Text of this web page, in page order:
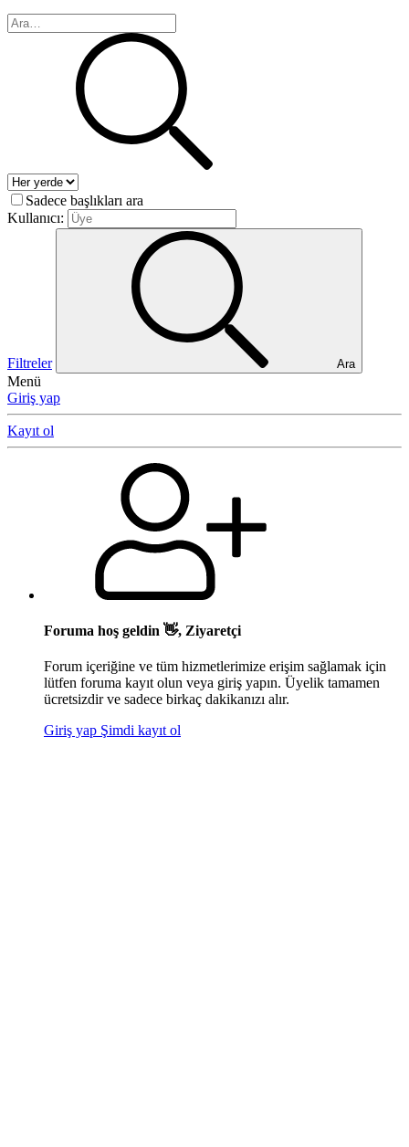
Sadece başlıkları ara
Kullanıcı:
Filtreler Ara
Menü
Giriş yap
Kayıt ol
Foruma hoş geldin 👋, Ziyaretçi
Forum içeriğine ve tüm hizmetlerimize erişim sağlamak için
lütfen foruma kayıt olun veya giriş yapın. Üyelik tamamen
ücretsizdir ve sadece birkaç dakikanızı alır.
Giriş yap Şimdi kayıt ol